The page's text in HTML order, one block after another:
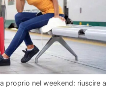
proprio nel weekend: riuscire a